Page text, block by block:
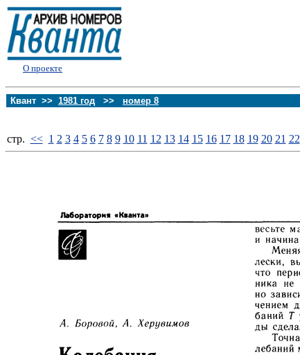
О проекте
Квант >> 1981 год >> номер 8
стp. << 1 2 3 4 5 6 7 8 9 10 11 12 13 14 15 16 17 18 19 20 21 22